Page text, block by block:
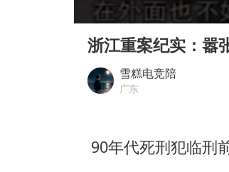
如何
乘
太
Play
00:00
浙江重案纪实：嚣
雪糕电竞陪
广东
90年代死刑犯临刑